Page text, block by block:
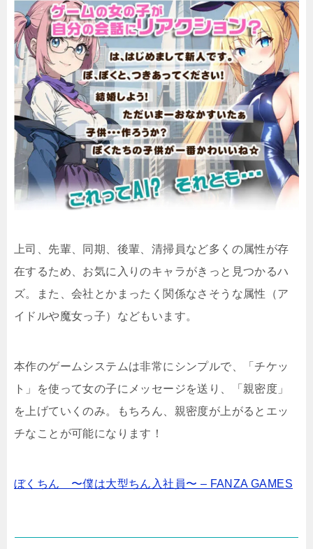
上司、先輩、同期、後輩、清掃員など多くの属性が存
在するため、お気に入りのキャラがきっと見つかるハ
ズ。また、会社とかまったく関係なさそうな属性（ア
イドルや魔女っ子）などもいます。
本作のゲームシステムは非常にシンプルで、「チケッ
ト」を使って女の子にメッセージを送り、「親密度」
を上げていくのみ。もちろん、親密度が上がるとエッ
チなことが可能になります！
ぼくちん 〜僕は大型ちん入社員〜 – FANZA GAMES